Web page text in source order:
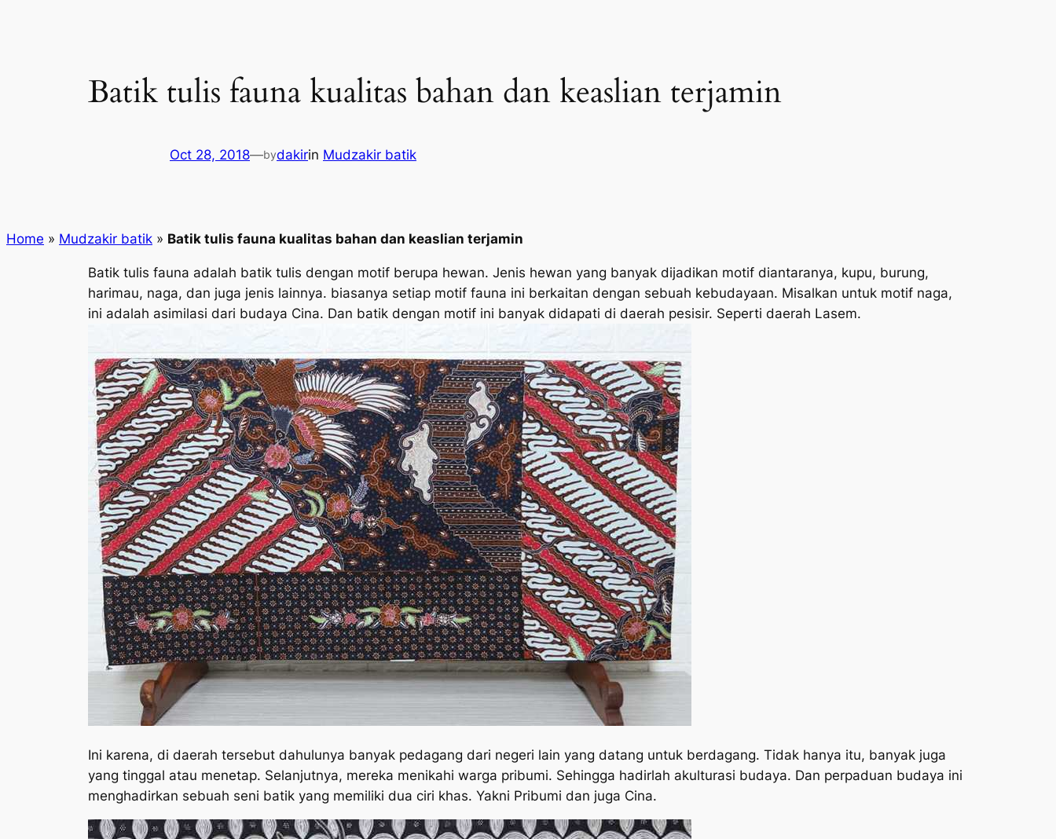
Batik tulis fauna kualitas bahan dan keaslian terjamin
Oct 28, 2018—bydakirin Mudzakir batik
Home » Mudzakir batik » Batik tulis fauna kualitas bahan dan keaslian terjamin
Batik tulis fauna adalah batik tulis dengan motif berupa hewan. Jenis hewan yang banyak dijadikan motif diantaranya, kupu, burung,
harimau, naga, dan juga jenis lainnya. biasanya setiap motif fauna ini berkaitan dengan sebuah kebudayaan. Misalkan untuk motif naga,
ini adalah asimilasi dari budaya Cina. Dan batik dengan motif ini banyak didapati di daerah pesisir. Seperti daerah Lasem.
Ini karena, di daerah tersebut dahulunya banyak pedagang dari negeri lain yang datang untuk berdagang. Tidak hanya itu, banyak juga
yang tinggal atau menetap. Selanjutnya, mereka menikahi warga pribumi. Sehingga hadirlah akulturasi budaya. Dan perpaduan budaya ini
menghadirkan sebuah seni batik yang memiliki dua ciri khas. Yakni Pribumi dan juga Cina.